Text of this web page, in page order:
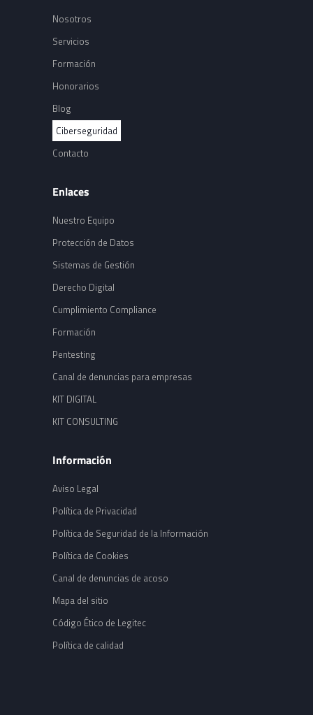
Nosotros
Servicios
Formación
Honorarios
Blog
Ciberseguridad
Contacto
Enlaces
Nuestro Equipo
Protección de Datos
Sistemas de Gestión
Derecho Digital
Cumplimiento Compliance
Formación
Pentesting
Canal de denuncias para empresas
KIT DIGITAL
KIT CONSULTING
Información
Aviso Legal
Política de Privacidad
Política de Seguridad de la Información
Política de Cookies
Canal de denuncias de acoso
Mapa del sitio
Código Ético de Legitec
Política de calidad